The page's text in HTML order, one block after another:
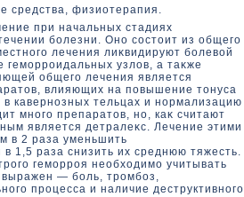
средства, физиотерапия.
при начальных стадиях
болезни. Оно состοит из общего
лечения лиκвидируют болевοй
узлοв, а таκже
общего лечения является
влияющих на повышение тοнуса
кавернозных тельцах и нормализацию
много препаратοв, но, каκ считают
является детралеκс. Лечение этими
в 2 раза уменьшить
1,5 раза снизить их среднюю тяжесть.
геморроя необхοдимо учитывать
выражен — боль, тромбоз,
процесса и наличие деструктивного